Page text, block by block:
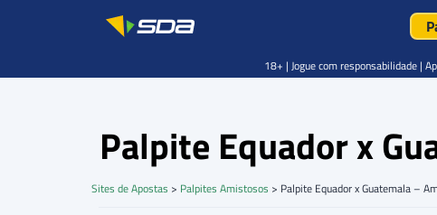
Palpite Equador x
Sites de Apostas > Palpites Amistosos > Palpite Equador x Guatemala –
18+ | Jogue com responsabilidade |